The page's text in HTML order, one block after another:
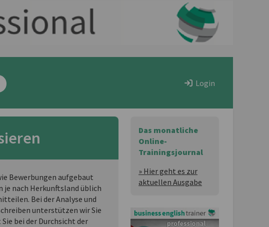
Login
Das monatliche
Online-
Trainingsjournal
» Hier geht es zur
aktuellen Ausgabe
Bewerbungen aufgebaut
je nach Herkunftsland üblich
Bei der Analyse und
unterstützen wir Sie
bei der Durchsicht der